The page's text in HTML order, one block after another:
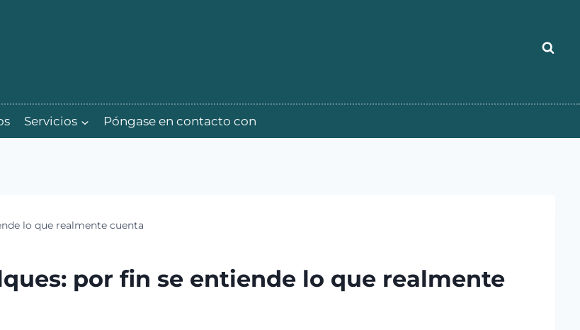
Servicios Póngase en contacto con
lo que realmente cuenta
por fin se entiende lo que realmente